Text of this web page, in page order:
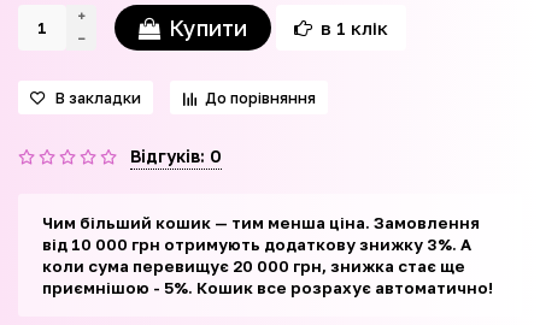
Купити в 1 клік
В закладки До порівняння
Відгуків: 0
Чим більший кошик — тим менша ціна. Замовлення
від 10 000 грн отримують додаткову знижку 3%. А
коли сума перевищує 20 000 грн, знижка стає ще
приємнішою - 5%. Кошик все розрахує автоматично!